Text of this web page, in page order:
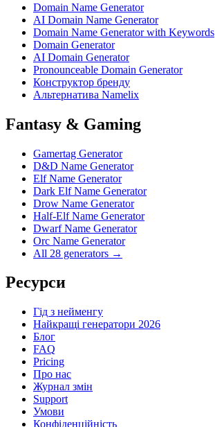
Domain Name Generator
AI Domain Name Generator
Domain Name Generator with Keywords
Domain Generator
AI Domain Generator
Pronounceable Domain Generator
Конструктор бренду
Альтернатива Namelix
Fantasy & Gaming
Gamertag Generator
D&D Name Generator
Elf Name Generator
Dark Elf Name Generator
Drow Name Generator
Half-Elf Name Generator
Dwarf Name Generator
Orc Name Generator
All 28 generators →
Ресурси
Гід з нейменгу
Найкращі генератори 2026
Блог
FAQ
Pricing
Про нас
Журнал змін
Support
Умови
Конфіденційність